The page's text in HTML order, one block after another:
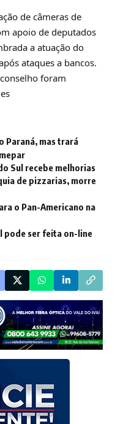
de câmeras de
apoio de deputados
a atuação do
ataques a bancos.
foram
Paraná, mas trará
Sul recebe melhorias
de pizzarias, morre
o Pan-Americano na
pode ser feita on-line